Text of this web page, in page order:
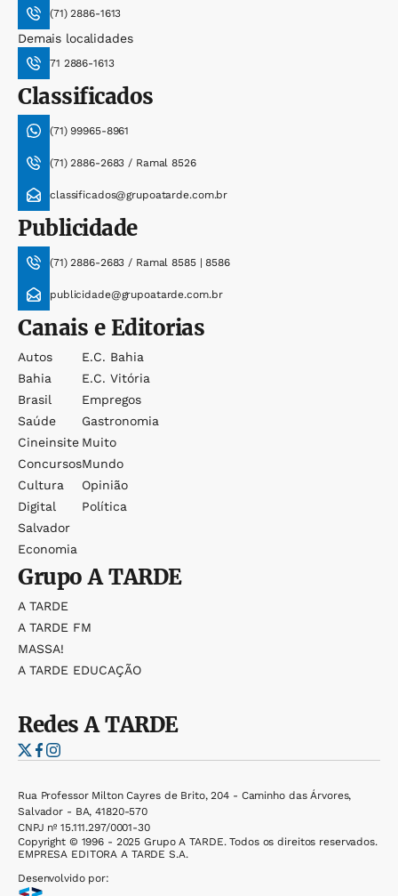
(71) 2886-1613
Demais localidades
71 2886-1613
Classificados
(71) 99965-8961
(71) 2886-2683 / Ramal 8526
classificados@grupoatarde.com.br
Publicidade
(71) 2886-2683 / Ramal 8585 | 8586
publicidade@grupoatarde.com.br
Canais e Editorias
Autos
Bahia
Brasil
Saúde
Cineinsite
Concursos
Cultura
Digital
Salvador
Economia
E.c. Bahia
E.c. Vitória
Empregos
Gastronomia
Muito
Mundo
Opinião
Política
GrupoA TARDE
A TARDE
A TARDE FM
MASSA!
A TARDE EDUCAÇÃO
RedesA TARDE
Rua Professor Milton Cayres de Brito, 204 - Caminho das Árvores,
Salvador - BA, 41820-570
CNPJ nº 15.111.297/0001-30
Copyright © 1996 - 2025 Grupo A TARDE. Todos os direitos reservados.
EMPRESA EDITORA A TARDE S.A.
Desenvolvido por: